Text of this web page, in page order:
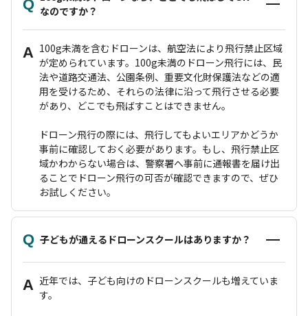
Q なのですか？
A 100g未満を含むドローンは、航空法により飛行禁止区域
が定められています。100g未満のドローン飛行には、民
法や道路交通法、公園条例、重要文化財保護法などの適
用を受けるため、それらの法律に沿って飛行させる必要
があり、どこでも飛ばすことはできません。
ドローン飛行の際には、飛行してもよいエリアかどうか
事前に確認しておく必要があります。もし、飛行禁止区
域かわからない場合は、警察署へ事前に通報書を届け出
ることでドローン飛行の可否が確認できますので、ぜひ
お試しください。
Q 子どもが通えるドローンスクールはありますか？
A 近年では、子ども向けのドローンスクールも増えていま
す。